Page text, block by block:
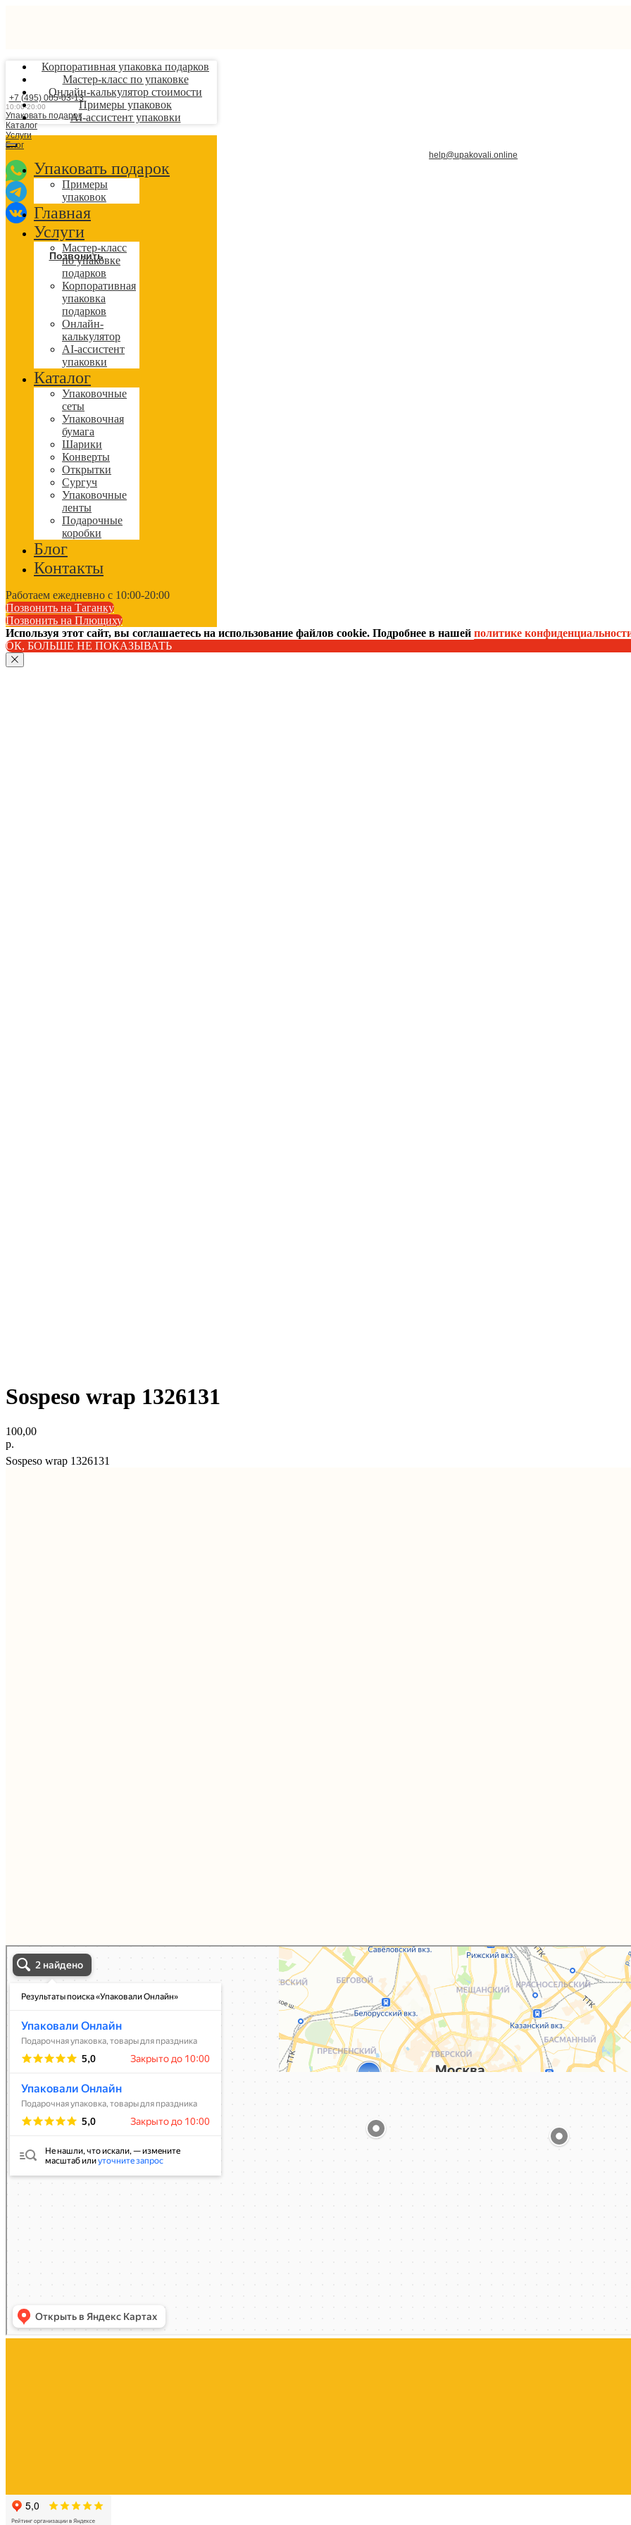
+7 (495) 005-03-13
10:00-20:00
Упаковать подарок
Каталог
Услуги
Блог
help@upakovali.online
Позвонить
Корпоративная упаковка подарков
Мастер-класс по упаковке
Онлайн-калькулятор стоимости
Примеры упаковок
AI-ассистент упаковки
Упаковать подарок
Примеры
упаковок
Главная
Услуги
Мастер-класс
по упаковке
подарков
Корпоративная
упаковка
подарков
Онлайн-
калькулятор
AI-ассистент
упаковки
Каталог
Упаковочные
сеты
Упаковочная
бумага
Шарики
Конверты
Открытки
Сургуч
Упаковочные
ленты
Подарочные
коробки
Блог
Контакты
Работаем ежедневно с 10:00-20:00
Позвонить на Таганку
Позвонить на Плющиху
Используя этот сайт, вы соглашаетесь на использование файлов cookie. Подробнее в нашей политике
ОК, БОЛЬШЕ НЕ ПОКАЗЫВАТЬ
Sospeso wrap 1326131
100,00
р.
Sospeso wrap 1326131
Упаковали Онлайн в Москве
Москва